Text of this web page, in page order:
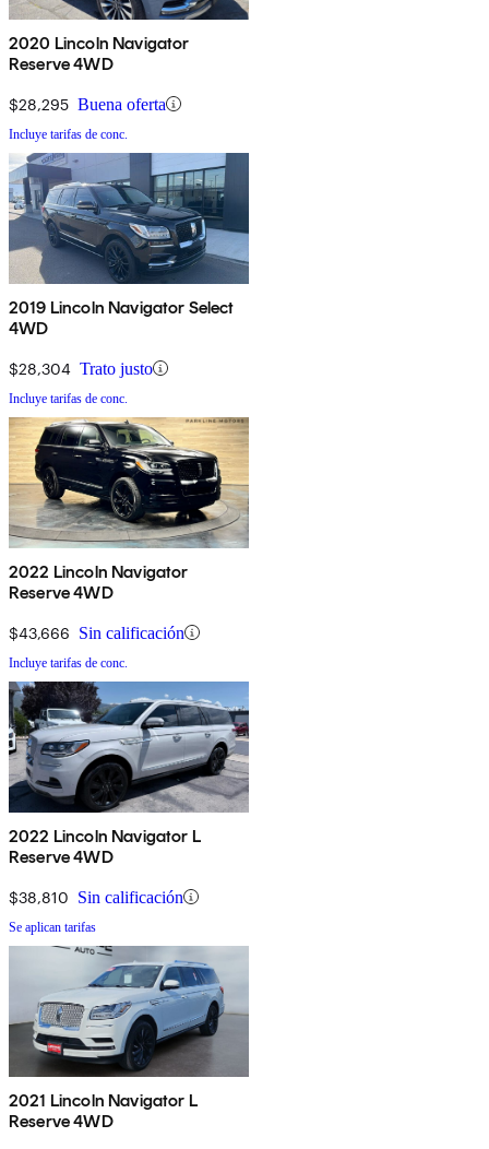
2020 Lincoln Navigator
Reserve 4WD
$28,295 Buena oferta
Incluye tarifas de conc.
2019 Lincoln Navigator Select
4WD
$28,304 Trato justo
Incluye tarifas de conc.
2022 Lincoln Navigator
Reserve 4WD
$43,666 Sin calificación
Incluye tarifas de conc.
2022 Lincoln Navigator L
Reserve 4WD
$38,810 Sin calificación
Se aplican tarifas
2021 Lincoln Navigator L
Reserve 4WD